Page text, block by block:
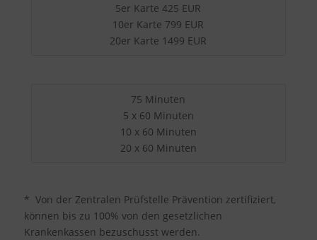
5er Karte 425 EUR
10er Karte 799 EUR
20er Karte 1499 EUR
75 Minuten
5 x 60 Minuten
10 x 60 Minuten
20 x 60 Minuten
* Von der Zentralen Prüfstelle Prävention zertifiziert,
können bis zu 100% von den gesetzlichen
Krankenkassen bezuschusst werden.